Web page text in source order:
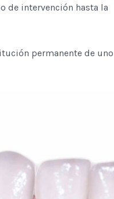
de intervención hasta la
permanente de